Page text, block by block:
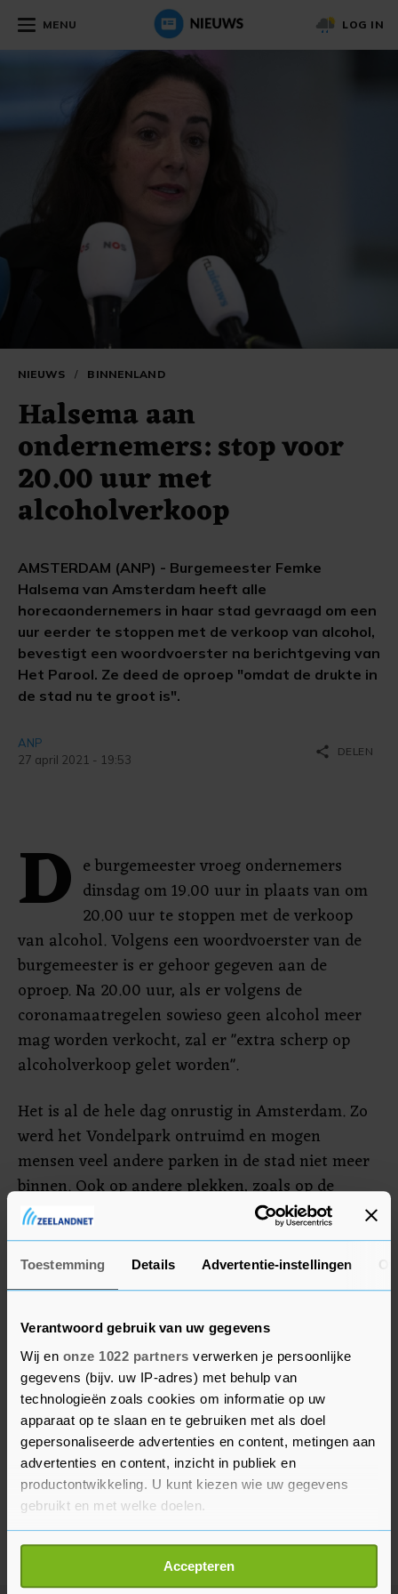
Toestemming Details Advertentie-instellingen
Verantwoord gebruik van uw gegevens
Wij en onze 1022 partners verwerken je persoonlijke
gegevens (bijv. uw IP-adres) met behulp van
technologieën zoals cookies om informatie op uw
apparaat op te slaan en te gebruiken met als doel
gepersonaliseerde advertenties en content, metingen aan
advertenties en content, inzicht in publiek en
productontwikkeling. U kunt kiezen wie uw gegevens
gebruikt en met welke doelen.
Als u het toestaat, willen we ook graag:
Informatie verzamelen over uw geografische
Accepteren
MENU LOG IN
NIEUWS / BINNENLAND
Halsema aan
ondernemers: stop voor
20.00 uur met
alcoholverkoop
AMSTERDAM (ANP) - Burgemeester Femke
Halsema van Amsterdam heeft alle
horecaondernemers in haar stad gevraagd om een
uur eerder te stoppen met de verkoop van alcohol,
bevestigt een woordvoerster na berichtgeving van
Het Parool. Ze deed de oproep "omdat de drukte in
de stad nu te groot is".
ANP
27 april 2021 - 19:53
share DELEN
D e burgemeester vroeg ondernemers
dinsdag om 19.00 uur in plaats van om
20.00 uur te stoppen met de verkoop
van alcohol. Volgens een woordvoerster van de
burgemeester is er gehoor gegeven aan de
oproep. Na 20.00 uur, als er volgens de
coronamaatregelen sowieso geen alcohol meer
mag worden verkocht, zal er "extra scherp op
alcoholverkoop gelet worden".
Het is al de hele dag onrustig in Amsterdam. Zo
werd het Vondelpark ontruimd en mogen
mensen veel andere parken in de stad niet meer
binnen. Ook op andere plekken, zoals op de
Noordermarkt, de Jordaan en het Amstelveld,
was het 's middags te druk.